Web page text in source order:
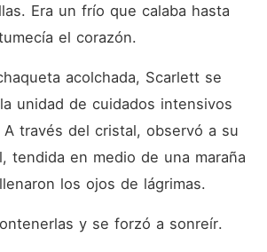
Era un frío que calaba hasta
el corazón.
acolchada, Scarlett se
unidad de cuidados intensivos
través del cristal, observó a su
tendida en medio de una maraña
los ojos de lágrimas.
y se forzó a sonreír.